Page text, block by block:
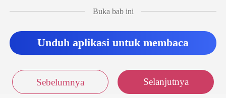
ulai lemas
Buka bab ini
Unduh aplikasi untuk membaca
Sebelumnya Selanjutnya